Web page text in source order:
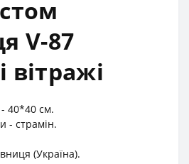
V-87
вітражі
40*40 см.
- страмін.
(Україна).